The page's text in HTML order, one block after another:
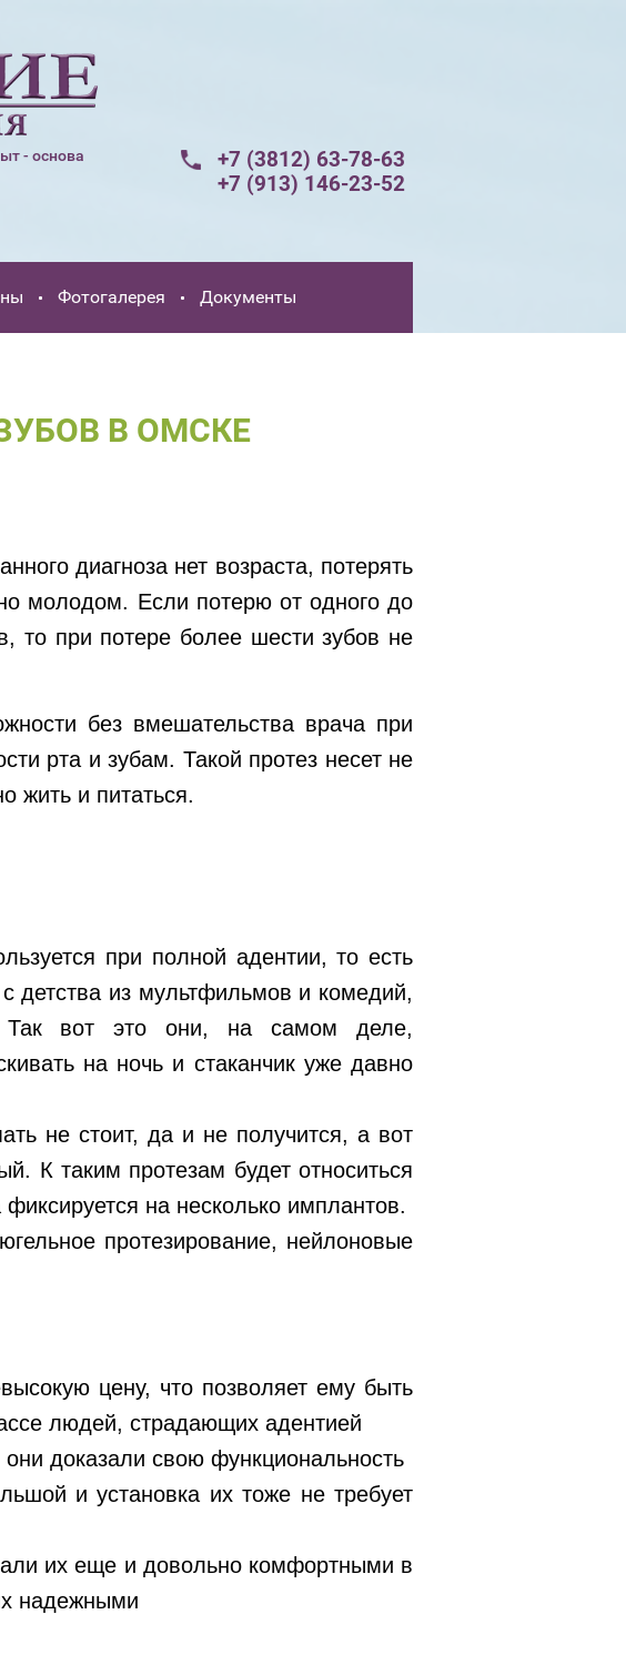
- основа
+7 (3812) 63-78-63
+7 (913) 146-23-52
Фотогалерея Документы
В ОМСКЕ
диагноза нет возраста, потерять
молодом. Если потерю от одного до
то при потере более шести зубов не
без вмешательства врача при
рта и зубам. Такой протез несет не
жить и питаться.
при полной адентии, то есть
детства из мультфильмов и комедий,
Так вот это они, на самом деле,
на ночь и стаканчик уже давно
не стоит, да и не получится, а вот
К таким протезам будет относиться
на несколько имплантов.
протезирование, нейлоновые
цену, что позволяет ему быть
людей, страдающих адентией
доказали свою функциональность
и установка их тоже не требует
их еще и довольно комфортными в
надежными